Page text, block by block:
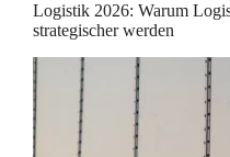
Logistik 2026: Warum
strategischer werden